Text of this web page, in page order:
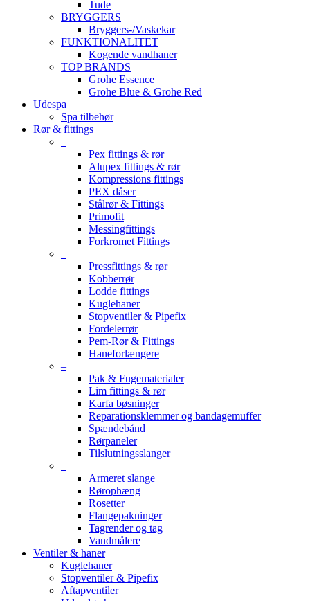
Tude
BRYGGERS
Bryggers-/Vaskekar
FUNKTIONALITET
Kogende vandhaner
TOP BRANDS
Grohe Essence
Grohe Blue & Grohe Red
Udespa
Spa tilbehør
Rør & fittings
–
Pex fittings & rør
Alupex fittings & rør
Kompressions fittings
PEX dåser
Stålrør & Fittings
Primofit
Messingfittings
Forkromet Fittings
–
Pressfittings & rør
Kobberrør
Lodde fittings
Kuglehaner
Stopventiler & Pipefix
Fordelerrør
Pem-Rør & Fittings
Haneforlængere
–
Pak & Fugematerialer
Lim fittings & rør
Karfa bøsninger
Reparationsklemmer og bandagemuffer
Spændebånd
Rørpaneler
Tilslutningsslanger
–
Armeret slange
Rørophæng
Rosetter
Flangepakninger
Tagrender og tag
Vandmålere
Ventiler & haner
Kuglehaner
Stopventiler & Pipefix
Aftapventiler